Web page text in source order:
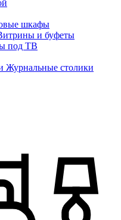
шкафы
и буфеты
под ТВ
Журнальные столики